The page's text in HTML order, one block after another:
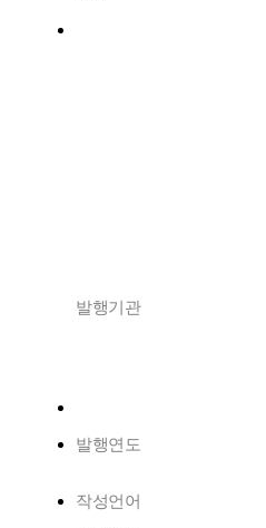
발행기관
발행연도
작성언어